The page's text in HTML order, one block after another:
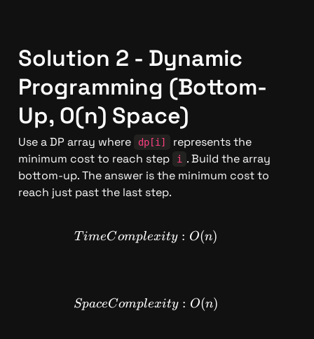
Solution 2 - Dynamic
Programming (Bottom-
Up, O(n) Space)
Use a DP array where dp[i]
represents the
minimum cost to reach step
i . Build the array
bottom-up. The answer is the minimum cost to
reach just past the last step.
TimeComplexity: O(n)
T imeComplexity : O(n)
SpaceComplexity: O(n)
SpaceComplexity : O(n)